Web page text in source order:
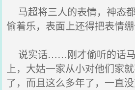
马超将三人的表情，神态
偷着乐，表面上还得把表情绷
说实话……刚才偷听的话马
上，大姑一家从小对他们家
了，而且这么多年了，一直没